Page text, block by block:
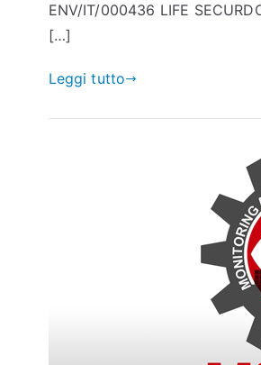
ENV/IT/000436 LIFE
[…]
Leggi tutto